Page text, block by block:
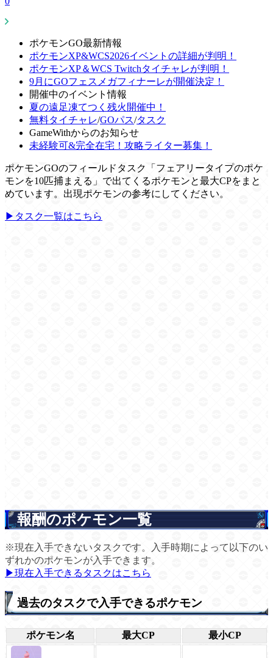
ポケモンGO最新情報
ポケモンXP&WCS2026イベントの詳細が判明！
ポケモンXP＆WCS Twitchタイチャレが判明！
9月にGOフェスメガフィナーレが開催決定！
開催中のイベント情報
夏の遠足凍てつく残火開催中！
無料タイチャレ/GOパス/タスク
GameWithからのお知らせ
未経験可&完全在宅！攻略ライター募集！
ポケモンGOのフィールドタスク「フェアリータイプのポケ
モンを10匹捕まえる」で出てくるポケモンと最大CPをまと
めています。出現ポケモンの参考にしてください。
▶タスク一覧はこちら
報酬のポケモン一覧
※現在入手できないタスクです。入手時期によって以下のい
ずれかのポケモンが入手できます。
▶現在入手できるタスクはこちら
過去のタスクで入手できるポケモン
ポケモン名 最大CP 最小CP